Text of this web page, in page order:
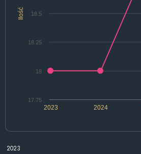
Ilość
2024
2023
17.75
18
18.25
18.5
2023